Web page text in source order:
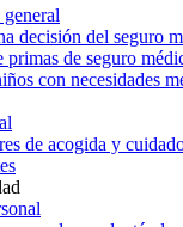
decisión del seguro
primas de seguro
con necesidades
de acogida y